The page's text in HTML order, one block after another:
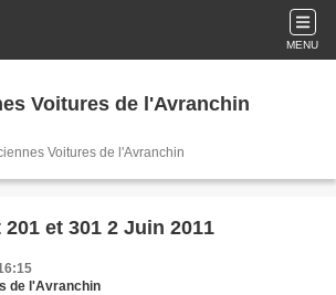
MENU
Voitures de l'Avranchin
Voitures de l'Avranchin
et 301 2 Juin 2011
de l'Avranchin